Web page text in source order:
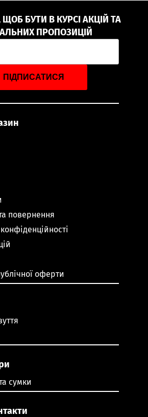
БУТИ В КУРСІ АКЦІЙ ТА
ПРОПОЗИЦІЙ
ПІДПИСАТИСЯ
повернення
оферти
сумки